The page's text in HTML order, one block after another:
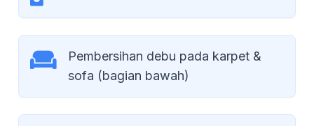
Pembersihan debu pada karpet &
sofa (bagian bawah)